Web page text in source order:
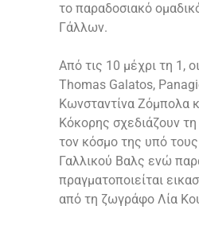
το παραδοσιακό
Γάλλων.
Από τις 10 μέχρι τη 1,
Thomas Galatos,
Κωνσταντίνα Ζόμπολα
Κόκορης σχεδιάζουν
τον κόσμο της υπό
Γαλλικού Βαλς ενώ
πραγματοποιείται
από τη ζωγράφο Λία